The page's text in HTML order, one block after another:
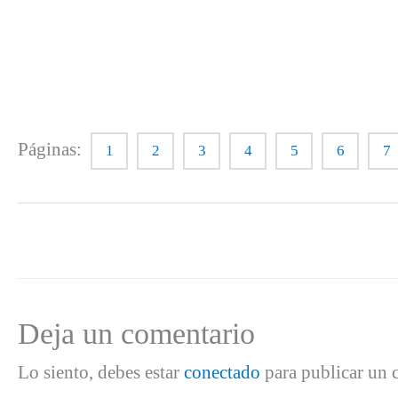
Páginas: 1 2 3 4 5 6 7
Deja un comentario
Lo siento, debes estar conectado para publicar un